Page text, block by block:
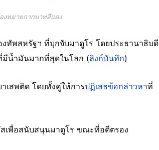
งหมายกากบาทสีแดง
งทัพสหรัฐฯ ที่บุกจับมาดูโร โดยประธานาธิบดี
มีน้ำมันมากที่สุดในโลก (ลิงก์บันทึก)
เสพติด โดยทั้งคู่ให้การปฏิเสธข้อกล่าวหาที่
สเพื่อสนับสนุนมาดูโร ขณะที่อดีตรอง